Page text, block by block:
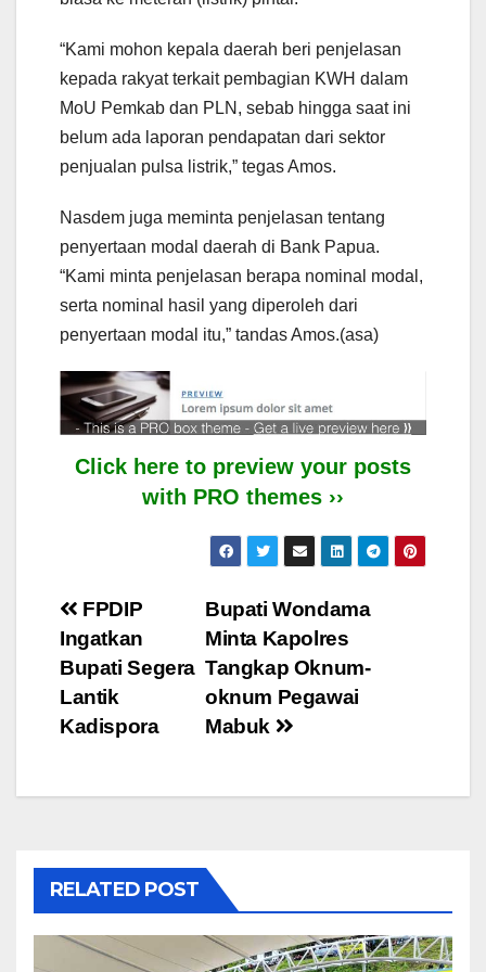
“Kami mohon kepala daerah beri penjelasan
kepada rakyat terkait pembagian KWH dalam
MoU Pemkab dan PLN, sebab hingga saat ini
belum ada laporan pendapatan dari sektor
penjualan pulsa listrik,” tegas Amos.
Nasdem juga meminta penjelasan tentang
penyertaan modal daerah di Bank Papua.
“Kami minta penjelasan berapa nominal modal,
serta nominal hasil yang diperoleh dari
penyertaan modal itu,” tandas Amos.(asa)
Click here to preview your posts
with PRO themes ››
Post
navigation
Bupati Wondama
Minta Kapolres
Tangkap Oknum-
oknum Pegawai
Mabuk
FPDIP
Ingatkan
Bupati Segera
Lantik
Kadispora
RELATED POST